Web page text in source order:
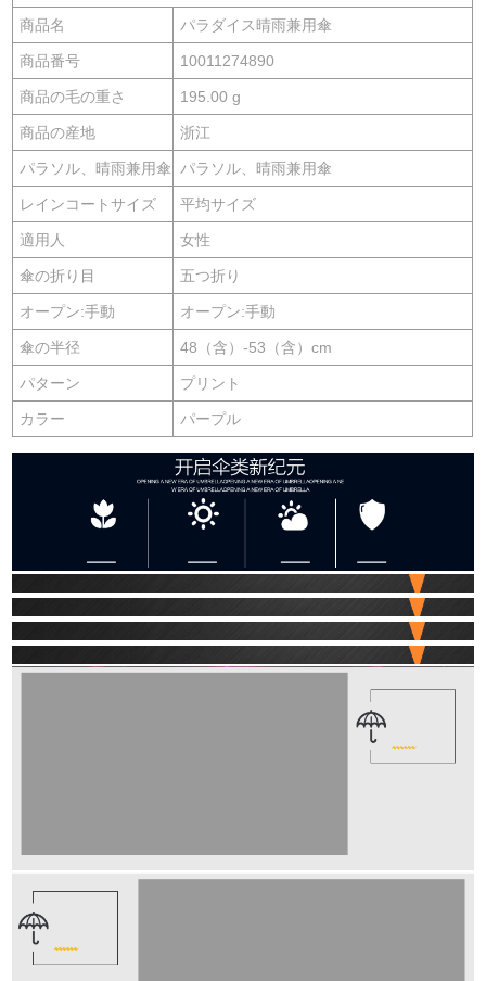
商品名 パラダイス晴雨兼用傘
商品番号 10011274890
商品の毛の重さ 195.00 g
商品の産地 浙江
パラソル、晴雨兼用傘 パラソル、晴雨兼用傘
レインコートサイズ 平均サイズ
適用人 女性
傘の折り目 五つ折り
オープン:手動 オープン:手動
傘の半径 48（含）-53（含）cm
パターン プリント
カラー パープル